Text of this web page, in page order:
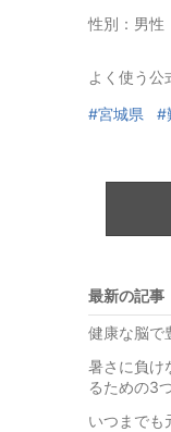
性別： 男性
よく使う公
#宮城県 #
最新の記事
健康な脳で
暑さに負け
るための3
いつまで